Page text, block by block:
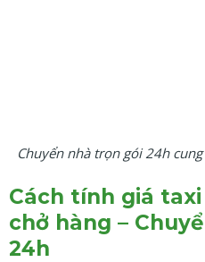
Chuyển nhà trọn gói 24h
Cách tính giá
chở hàng –
24h